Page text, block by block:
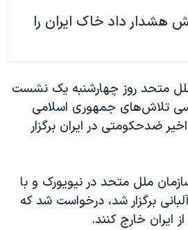
هشدار داد خاک ایران را
متحد روز چهارشنبه یک نشست
تلاش‌های جمهوری اسلامی
ضد‌حکومتی در ایران برگزار
ملل متحد در نیویورک و با
برگزار شد، درخواست شد که
ایران خارج کنند.